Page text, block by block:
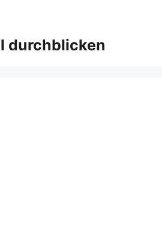
durchblicken